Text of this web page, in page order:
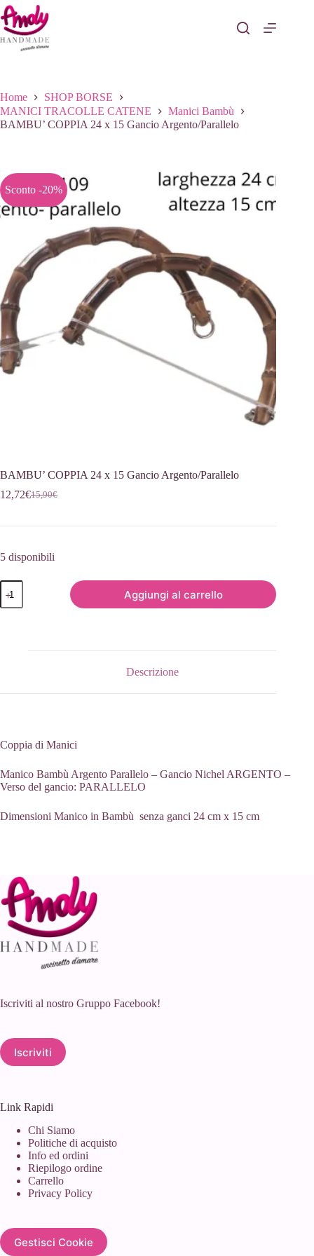
Salta
al
contenuto
Home
SHOP BORSE
MANICI TRACOLLE CATENE
Manici Bambù
BAMBU’ COPPIA 24 x 15 Gancio Argento/Parallelo
Sconto -20%
BAMBU’ COPPIA 24 x 15 Gancio Argento/Parallelo
15,90€
Il
originale
15,90€.
12,72€Il
attuale
12,72€.
5 disponibili
BAMBU'
COPPIA
24
Aggiungi al carrello
Descrizione
Coppia di Manici
Manico Bambù Argento Parallelo – Gancio Nichel ARGENTO –
Verso del gancio: PARALLELO
Dimensioni Manico in Bambù senza ganci 24 cm x 15 cm
Iscriviti al nostro Gruppo Facebook!
Iscriviti
Link Rapidi
Chi Siamo
Politiche di acquisto
Info ed ordini
Riepilogo ordine
Carrello
Privacy Policy
Gestisci Cookie